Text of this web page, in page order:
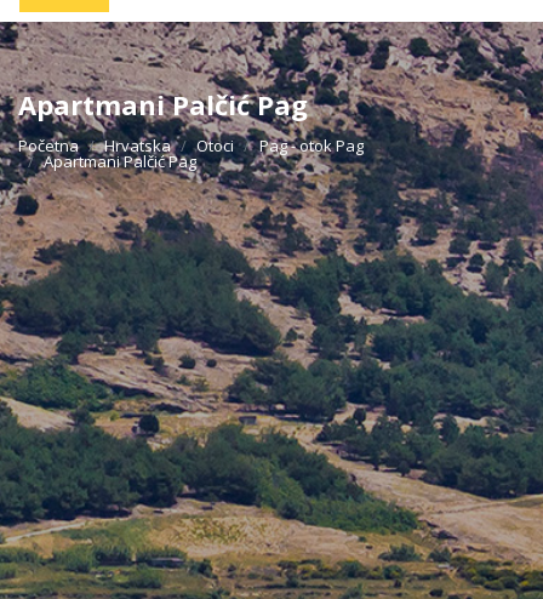
Apartmani Palčić Pag
Početna Hrvatska Otoci Pag - otok Pag
Apartmani Palčić Pag